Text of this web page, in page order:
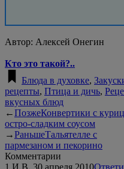
Автор: Алексей Онегин
Кто это такой?..
Блюда в духовке,
рецепты, Птица и дичь,
вкусных блюд
←ПозжеКонвертики с
остро-сладким соусом
→РаньшеТальятелле с
пармезаном и пекорино
Комментарии
1 И.В. 30 апреля 2010